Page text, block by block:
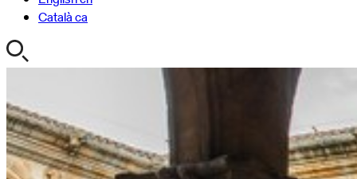
Catalàca